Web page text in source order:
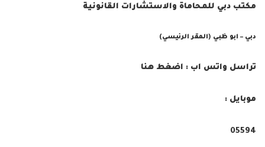
مكتب دبي للمحاماة والاستشارات القانونية
دبي – ابو ظبي (المقر الرئيسي)
تراسل واتس اب : اضغط هنا
موبايل :
05594⁩